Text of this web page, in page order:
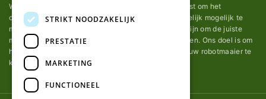
Wij van robotmaaier-mesjes.be doen ons uiterste best om het
onderhoud van robot grasmaaier mesjes zo gemakkelijk mogelijk te
maken. Uit ervaring merkten we hoe lastig het kan zijn om de juiste
messen voor een automatische grasmachine te vinden. Ons doel is om
het u makkelijk te maken om de goede mesjes voor uw robotmaaier te
kopen.
STRIKT NOODZAKELIJK
PRESTATIE
MARKETING
FUNCTIONEEL